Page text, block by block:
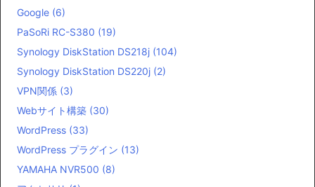
Google (6)
PaSoRi RC-S380 (19)
Synology DiskStation DS218j (104)
Synology DiskStation DS220j (2)
VPN関係 (3)
Webサイト構築 (30)
WordPress (33)
WordPress プラグイン (13)
YAMAHA NVR500 (8)